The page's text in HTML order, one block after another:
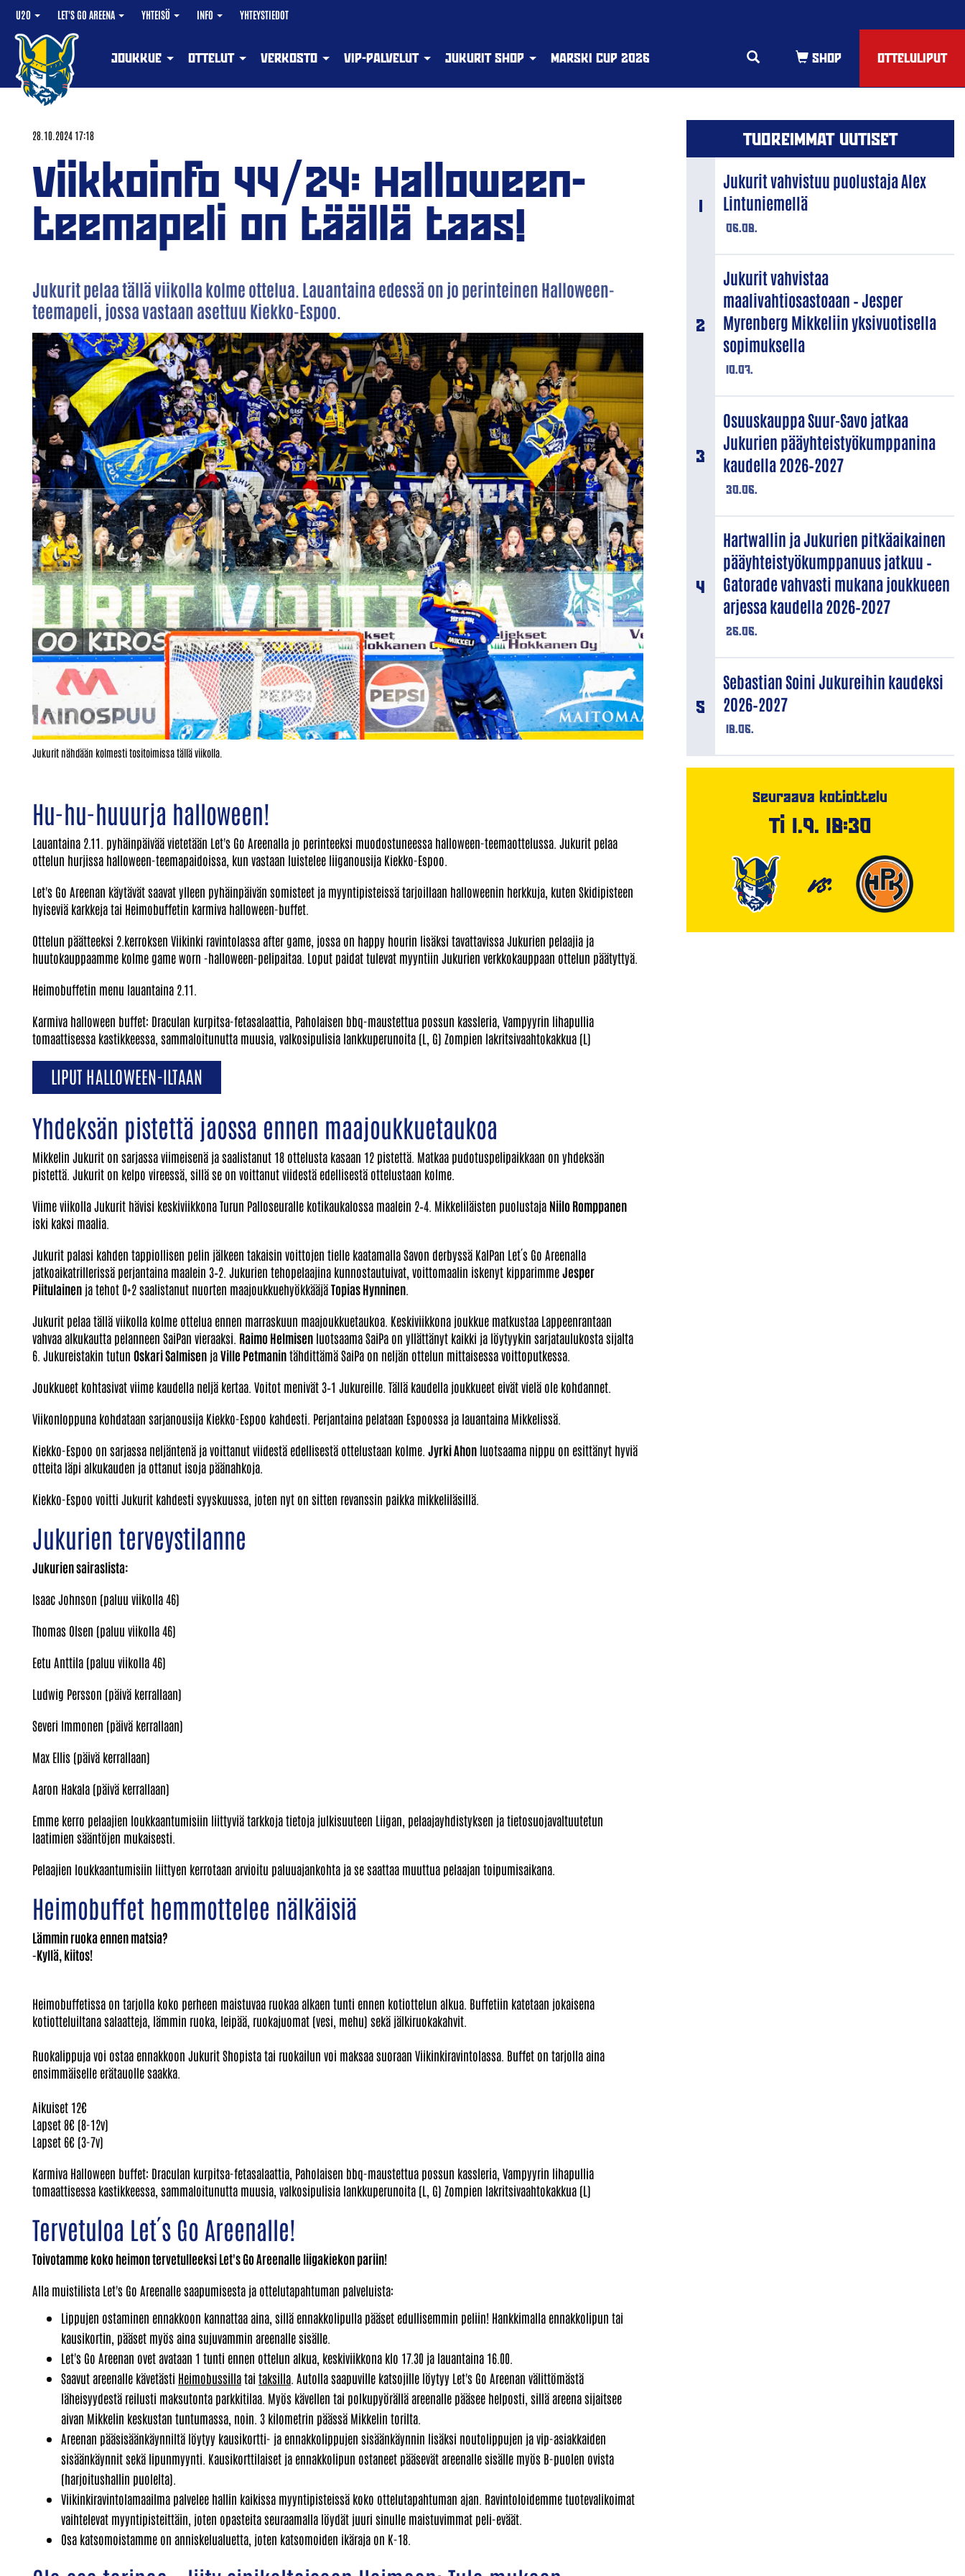
U20 LET'S GO AREENA YHTEISÖ INFO YHTEYSTIEDOT
OTTELULIPUT
JOUKKUE OTTELUT VERKOSTO VIP-PALVELUT JUKURIT SHOP MARSKI CUP 2026
28.10.2024 17:18
Viikkoinfo 44/24: Halloween-
teemapeli on täällä taas!
Jukurit pelaa tällä viikolla kolme ottelua. Lauantaina edessä on jo perinteinen Halloween-
teemapeli, jossa vastaan asettuu Kiekko-Espoo.
Jukurit nähdään kolmesti tositoimissa tällä viikolla.
Hu-hu-huuurja halloween!
Lauantaina 2.11. pyhäinpäivää vietetään Let's Go Areenalla jo perinteeksi muodostuneessa halloween-teemaottelussa. Jukurit pelaa
ottelun hurjissa halloween-teemapaidoissa, kun vastaan luistelee liiganousija Kiekko-Espoo.
Let's Go Areenan käytävät saavat ylleen pyhäinpäivän somisteet ja myyntipisteissä tarjoillaan halloweenin herkkuja, kuten Skidipisteen
hyiseviä karkkeja tai Heimobuffetin karmiva halloween-buffet.
Ottelun päätteeksi 2.kerroksen Viikinki ravintolassa after game, jossa on happy hourin lisäksi tavattavissa Jukurien pelaajia ja
huutokauppaamme kolme game worn -halloween-pelipaitaa. Loput paidat tulevat myyntiin Jukurien verkkokauppaan ottelun päätyttyä.
Heimobuffetin menu lauantaina 2.11.
Karmiva halloween buffet: Draculan kurpitsa-fetasalaattia, Paholaisen bbq-maustettua possun kassleria, Vampyyrin lihapullia
tomaattisessa kastikkeessa, sammaloitunutta muusia, valkosipulisia lankkuperunoita (L, G) Zompien lakritsivaahtokakkua (L)
LIPUT HALLOWEEN-ILTAAN
Yhdeksän pistettä jaossa ennen maajoukkuetaukoa
Mikkelin Jukurit on sarjassa viimeisenä ja saalistanut 18 ottelusta kasaan 12 pistettä. Matkaa pudotuspelipaikkaan on yhdeksän
pistettä. Jukurit on kelpo vireessä, sillä se on voittanut viidestä edellisestä ottelustaan kolme.
Viime viikolla Jukurit hävisi keskiviikkona Turun Palloseuralle kotikaukalossa maalein 2–4. Mikkeliläisten puolustaja Niilo Romppanen
iski kaksi maalia.
Jukurit palasi kahden tappiollisen pelin jälkeen takaisin voittojen tielle kaatamalla Savon derbyssä KalPan Let´s Go Areenalla
jatkoaikatrillerissä perjantaina maalein 3–2. Jukurien tehopelaajina kunnostautuivat, voittomaalin iskenyt kipparimmeJesper
Piitulainen ja tehot 0+2 saalistanut nuorten maajoukkuehyökkääjäTopias Hynninen
Jukurit pelaa tällä viikolla kolme ottelua ennen marraskuun maajoukkuetaukoa. Keskiviikkona joukkue matkustaa Lappeenrantaan
vahvaa alkukautta pelanneen SaiPan vieraaksi. Raimo Helmisen luotsaama SaiPa on yllättänyt kaikki ja löytyykin sarjataulukosta sijalta
6. Jukureistakin tutun Oskari Salmisen jaVille Petmanintähdittämä SaiPa on neljän ottelun mittaisessa voittoputkessa.
Joukkueet kohtasivat viime kaudella neljä kertaa. Voitot menivät 3–1 Jukureille. Tällä kaudella joukkueet eivät vielä ole kohdannet.
Viikonloppuna kohdataan sarjanousija Kiekko-Espoo kahdesti. Perjantaina pelataan Espoossa ja lauantaina Mikkelissä.
Kiekko-Espoo on sarjassa neljäntenä ja voittanut viidestä edellisestä ottelustaan kolme. Jyrki Ahon luotsaama nippu on esittänyt hyviä
otteita läpi alkukauden ja ottanut isoja päänahkoja.
Kiekko-Espoo voitti Jukurit kahdesti syyskuussa, joten nyt on sitten revanssin paikka mikkeliläsillä.
Jukurien terveystilanne
Jukurien sairaslista:
Isaac Johnson (paluu viikolla 46)
Thomas Olsen (paluu viikolla 46)
Eetu Anttila (paluu viikolla 46)
Ludwig Persson (päivä kerrallaan)
Severi Immonen (päivä kerrallaan)
Max Ellis (päivä kerrallaan)
Aaron Hakala (päivä kerrallaan)
Emme kerro pelaajien loukkaantumisiin liittyviä tarkkoja tietoja julkisuuteen Liigan, pelaajayhdistyksen ja tietosuojavaltuutetun
laatimien sääntöjen mukaisesti.
Pelaajien loukkaantumisiin liittyen kerrotaan arvioitu paluuajankohta ja se saattaa muuttua pelaajan toipumisaikana.
Heimobuffet hemmottelee nälkäisiä
Lämmin ruoka ennen matsia?
-Kyllä, kiitos!
Heimobuffetissa on tarjolla koko perheen maistuvaa ruokaa alkaen tunti ennen kotiottelun alkua. Buffetiin katetaan jokaisena
kotiotteluiltana salaatteja, lämmin ruoka, leipää, ruokajuomat (vesi, mehu) sekä jälkiruokakahvit.
Ruokalippuja voi ostaa ennakkoon Jukurit Shopista tai ruokailun voi maksaa suoraan Viikinkiravintolassa. Buffet on tarjolla aina
ensimmäiselle erätauolle saakka.
Aikuiset 12€
Lapset 8€ (8-12v)
Lapset 6€ (3-7v)
Karmiva Halloween buffet: Draculan kurpitsa-fetasalaattia, Paholaisen bbq-maustettua possun kassleria, Vampyyrin lihapullia
tomaattisessa kastikkeessa, sammaloitunutta muusia, valkosipulisia lankkuperunoita (L, G) Zompien lakritsivaahtokakkua (L)
Tervetuloa Let´s Go Areenalle!
Toivotamme koko heimon tervetulleeksi Let's Go Areenalle liigakiekon pariin!
Alla muistilista Let's Go Areenalle saapumisesta ja ottelutapahtuman palveluista:
Lippujen ostaminen ennakkoon kannattaa aina, sillä ennakkolipulla pääset edullisemmin peliin! Hankkimalla ennakkolipun tai
kausikortin, pääset myös aina sujuvammin areenalle sisälle.
Let's Go Areenan ovet avataan 1 tunti ennen ottelun alkua, keskiviikkona klo 17.30 ja lauantaina 16.00.
Saavut areenalle kävetästi Heimobussillatai taksilla . Autolla saapuville katsojille löytyy Let's Go Areenan välittömästä
läheisyydestä reilusti maksutonta parkkitilaa. Myös kävellen tai polkupyörällä areenalle pääsee helposti, sillä areena sijaitsee
aivan Mikkelin keskustan tuntumassa, noin. 3 kilometrin päässä Mikkelin torilta.
Areenan pääsisäänkäynniltä löytyy kausikortti- ja ennakkolippujen sisäänkäynnin lisäksi noutolippujen ja vip-asiakkaiden
sisäänkäynnit sekä lipunmyynti. Kausikorttilaiset ja ennakkolipun ostaneet pääsevät areenalle sisälle myös B-puolen ovista
(harjoitushallin puolelta).
Viikinkiravintolamaailma palvelee hallin kaikissa myyntipisteissä koko ottelutapahtuman ajan. Ravintoloidemme tuotevalikoimat
vaihtelevat myyntipisteittäin, joten opasteita seuraamalla löydät juuri sinulle maistuvimmat peli-eväät.
Osa katsomoistamme on anniskelualuetta, joten katsomoiden ikäraja on K-18.
TUOREIMMAT UUTISET
06.08.
Jukurit vahvistuu puolustaja Alex
Lintuniemellä
10.07.
Jukurit vahvistaa
maalivahtiosastoaan – Jesper
Myrenberg Mikkeliin yksivuotisella
sopimuksella
30.06.
Osuuskauppa Suur-Savo jatkaa
Jukurien pääyhteistyökumppanina
kaudella 2026–2027
26.06.
Hartwallin ja Jukurien pitkäaikainen
pääyhteistyökumppanuus jatkuu –
Gatorade vahvasti mukana joukkueen
arjessa kaudella 2026–2027
18.06.
Sebastian Soini Jukureihin kaudeksi
2026–2027
Seuraava kotiottelu
Ti 1.9. 18:30
VS.